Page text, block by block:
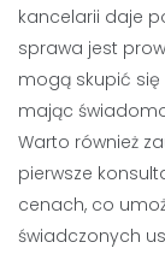
kancelarii daje
sprawa jest
mogą skupić
mając
Warto również
pierwsze
cenach, co
świadczonych